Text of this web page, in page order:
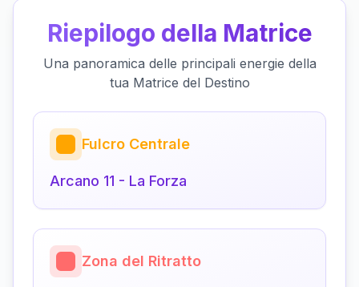
Riepilogo della Matrice
Una panoramica delle principali energie della
tua Matrice del Destino
Fulcro Centrale
Arcano 11 - La Forza
Zona del Ritratto